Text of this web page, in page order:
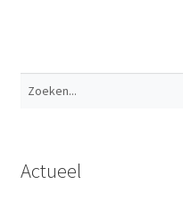
Actueel